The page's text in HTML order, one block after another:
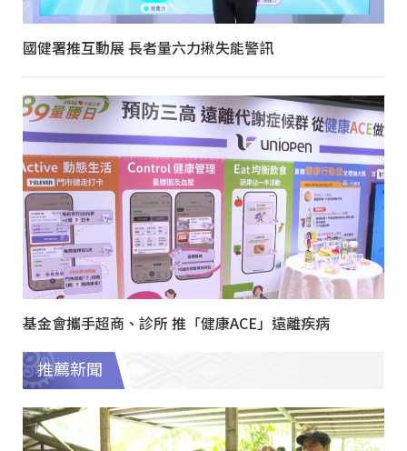
國健署推互動展 長者量六力揪失能警訊
基金會攜手超商、診所 推「健康ACE」遠離疾病
推薦新聞